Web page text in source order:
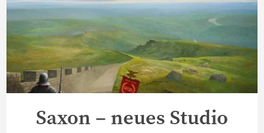
Saxon – neues Studio